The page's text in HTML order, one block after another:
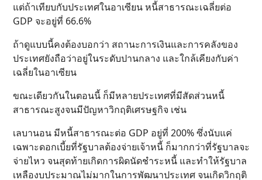
แต่ถ้าเทียบกับประเทศในอาเซียน หนี้สาธารณะเฉลี่ยต่อ
GDP จะอยู่ที่ 66.6%
ถ้าดูแบบนี้คงต้องบอกว่า สถานะการเงินและการคลังของ
ประเทศยังถือว่าอยู่ในระดับปานกลาง และใกล้เคียงกับค่า
เฉลี่ยในอาเซียน
ขณะเดียวกันในตอนนี้ ก็มีหลายประเทศที่มีสัดส่วนหนี้
สาธารณะสูงจนมีปัญหาวิกฤติเศรษฐกิจ เช่น
เลบานอน มีหนี้สาธารณะต่อ GDP อยู่ที่ 200% ซึ่งนับแค่
เฉพาะดอกเบี้ยที่รัฐบาลต้องจ่ายเจ้าหนี้ ก็มากกว่าที่รัฐบาลจะ
จ่ายไหว จนสุดท้ายเกิดการผิดนัดชำระหนี้ และทำให้รัฐบาล
เหลืองบประมาณไม่มากในการพัฒนาประเทศ จนเกิดวิกฤติ